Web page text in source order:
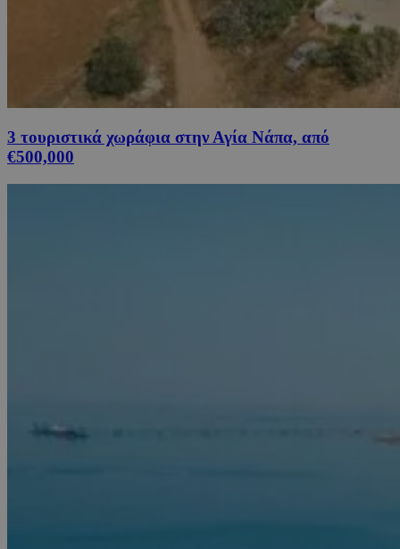
3 τουριστικά χωράφια στην Αγία Νάπα, από
€500,000